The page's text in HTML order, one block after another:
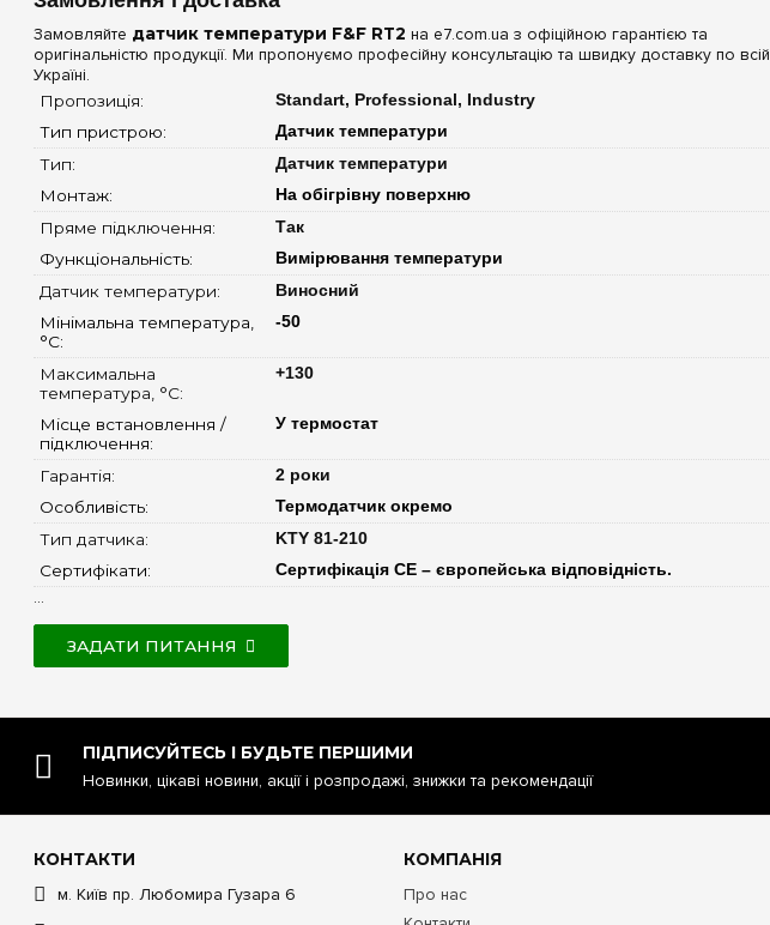
Замовляйте датчик температури F&F RT2 на e7.com.ua з офіційною гарантією та
оригінальністю продукції. Ми пропонуємо професійну консультацію та швидку доставку по всій
Україні.
Пропозиція: Standart, Professional, Industry
Тип пристрою: Датчик температури
Тип: Датчик температури
Монтаж: На обігрівну поверхню
Пряме підключення: Так
Функціональність: Вимірювання температури
Датчик температури: Виносний
Мінімальна температура,
°C:
-50
Максимальна
температура, °C:
+130
Місце встановлення /
підключення:
У термостат
Гарантія: 2 роки
Особливість: Термодатчик окремо
Тип датчика: KTY 81-210
Сертифікати: Сертифікація CE – європейська відповідність.
...
ЗАДАТИ ПИТАННЯ
ПІДПИСУЙТЕСЬ І БУДЬТЕ ПЕРШИМИ
Новинки, цікаві новини, акції і розпродажі, знижки та рекомендації
КОНТАКТИ
м. Київ пр. Любомира Гузара 6
КОМПАНІЯ
Про нас